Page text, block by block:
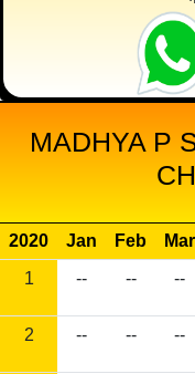
MADHYA P
2020 Jan Feb Mar
1
-- -- --
2 -- -- --